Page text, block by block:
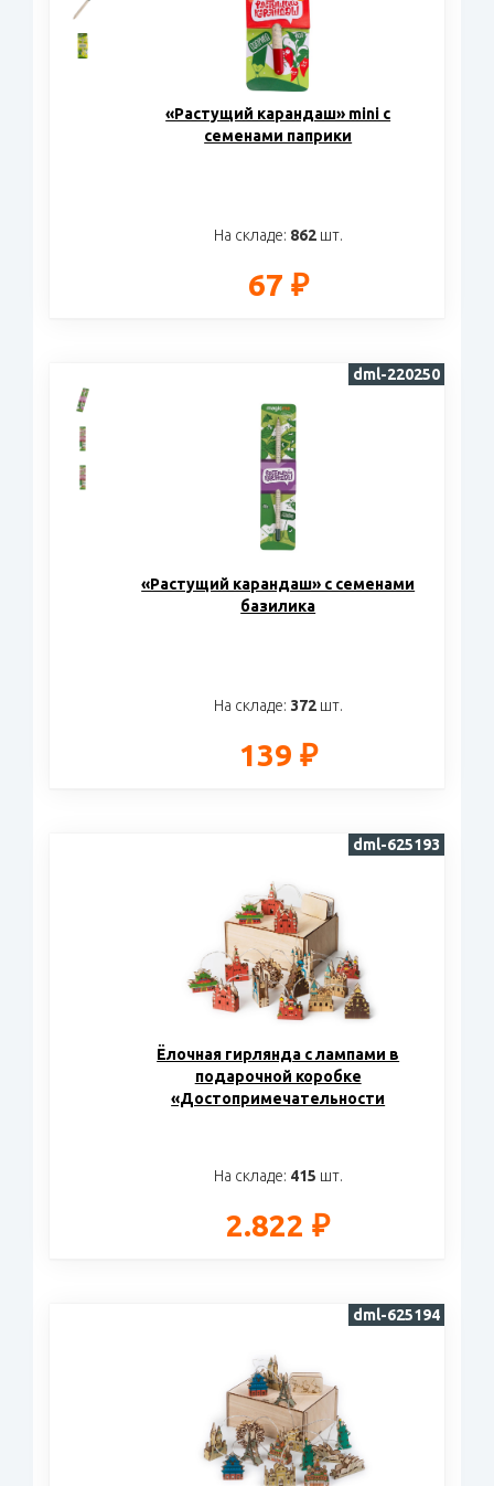
«Растущий карандаш» mini с
семенами паприки
На складе: 862шт.
67 ₽
«Растущий карандаш» с семенами
базилика
На складе: 372шт.
139 ₽
dml-220250
Ёлочная гирлянда с лампами в
подарочной коробке
«Достопримечательности
На складе: 415 шт.
2.822 ₽
dml-625193
dml-625194